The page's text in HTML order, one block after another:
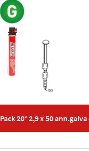
Pack 20° 2,9 x 50 ann.galva